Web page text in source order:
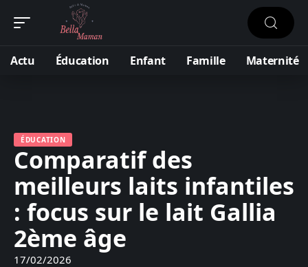
Actu Éducation Enfant Famille Maternité
ÉDUCATION
Comparatif des
meilleurs laits infantiles
: focus sur le lait Gallia
2ème âge
17/02/2026